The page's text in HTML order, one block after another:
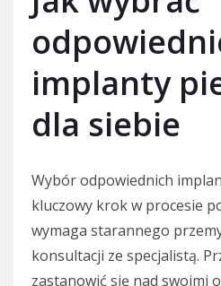
implanty
dla siebie
Wybór odpowiednich
kluczowy krok w procesie
wymaga starannego
konsultacji ze specjalistą.
zastanowić się nad swoimi